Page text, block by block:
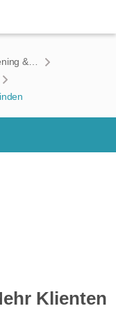
Geschenkt! Serie 3 - Havening & AHA Technik zum Zurücklehnen
Klienten